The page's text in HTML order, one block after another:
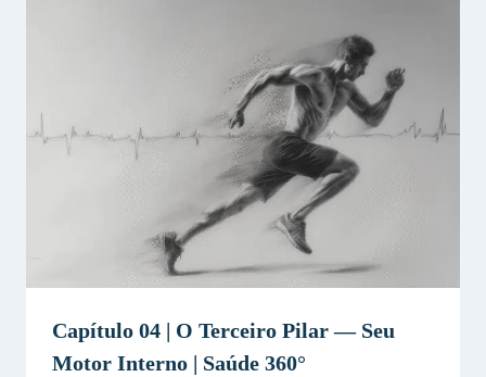
Capítulo 04 | O Terceiro Pilar — Seu
Motor Interno | Saúde 360°